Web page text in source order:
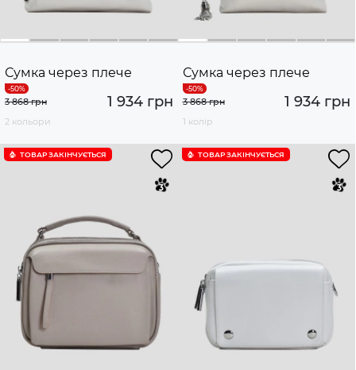
Сумка через плече
1 934 грн
3 868 грн
2 кольори
Сумка через плече
1 934 грн
3 868 грн
1 колір
ТОВАР ЗАКІНЧУЄTЬСЯ ТОВАР ЗАКІНЧУЄTЬСЯ